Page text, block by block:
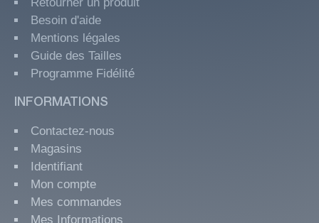
Besoin d'aide
Mentions légales
Guide des Tailles
Programme Fidélité
INFORMATIONS
Contactez-nous
Magasins
Identifiant
Mon compte
Mes commandes
Mes Informations